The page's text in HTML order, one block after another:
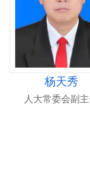
杨天秀
人大常委会副